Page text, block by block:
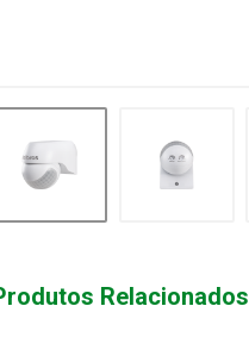
Relacionados